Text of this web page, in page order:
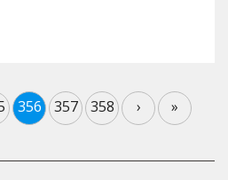
356 357 358 › »